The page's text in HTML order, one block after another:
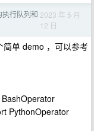
行队列和 2023 年 5 月
12 日
单 demo ，可以参考
PythonOperator